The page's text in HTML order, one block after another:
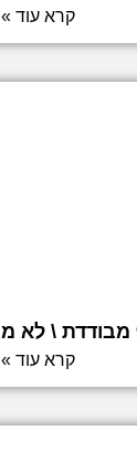
קרא עוד »
קרא עוד »